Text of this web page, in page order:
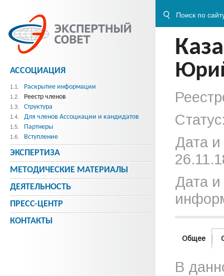
Дата
Дата и
Общее
В
АССОЦИАЦИЯ
1.1. Раскрытие информации
1.2. Реестр членов
1.3. Структура
1.4. Для членов Ассоциации и кандидатов
1.5. Партнеры
1.6. Вступление
ЭКСПЕРТИЗА
МЕТОДИЧЕСКИE МАТЕРИАЛЫ
ДЕЯТЕЛЬНОСТЬ
ПРЕСС-ЦЕНТР
КОНТАКТЫ